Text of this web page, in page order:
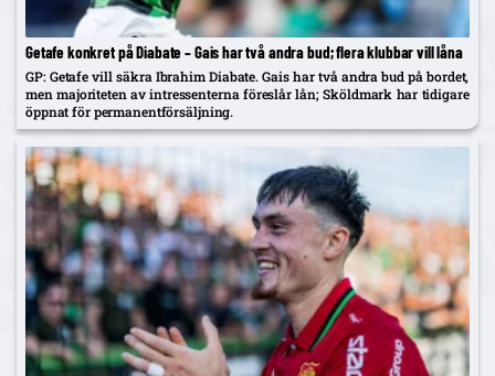
Getafe konkret på Diabate – Gais har två andra bud; flera klubbar vill låna
GP: Getafe vill säkra Ibrahim Diabate. Gais har två andra bud på bordet,
men majoriteten av intressenterna föreslår lån; Sköldmark har tidigare
öppnat för permanentförsäljning.